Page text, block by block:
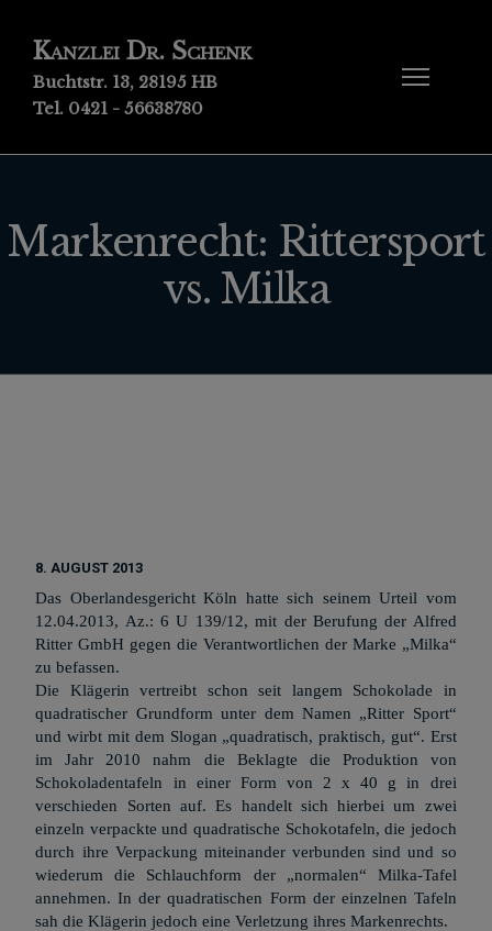
Kanzlei Dr. Schenk
Buchtstr. 13, 28195 HB
Tel. 0421 - 56638780
Markenrecht: Rittersport
vs. Milka
8. AUGUST 2013
Das Oberlandesgericht Köln hatte sich seinem Urteil vom
12.04.2013, Az.: 6 U 139/12, mit der Berufung der Alfred
Ritter GmbH gegen die Verantwortlichen der Marke „Milka“
zu befassen.
Die Klägerin vertreibt schon seit langem Schokolade in
quadratischer Grundform unter dem Namen „Ritter Sport“
und wirbt mit dem Slogan „quadratisch, praktisch, gut“. Erst
im Jahr 2010 nahm die Beklagte die Produktion von
Schokoladentafeln in einer Form von 2 x 40 g in drei
verschieden Sorten auf. Es handelt sich hierbei um zwei
einzeln verpackte und quadratische Schokotafeln, die jedoch
durch ihre Verpackung miteinander verbunden sind und so
wiederum die Schlauchform der „normalen“ Milka-Tafel
annehmen. In der quadratischen Form der einzelnen Tafeln
sah die Klägerin jedoch eine Verletzung ihres Markenrechts.